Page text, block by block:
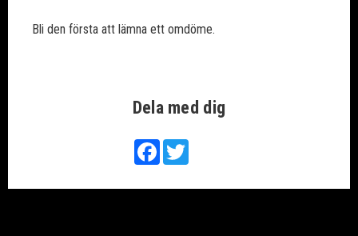
Dela med dig
FacebookTwitter
Bli den första att lämna ett omdöme.